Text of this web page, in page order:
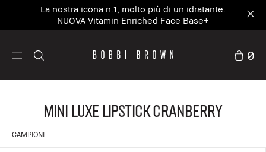
La nostra icona n.1, molto più di un idratante.
NUOVA Vitamin Enriched Face Base+
0
Mini Luxe Lipstick Cranberry
CAMPIONI